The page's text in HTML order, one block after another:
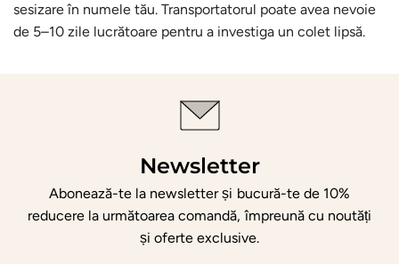
sesizare în numele tău. Transportatorul poate avea nevoie
de 5–10 zile lucrătoare pentru a investiga un colet lipsă.
Newsletter
Abonează-te la newsletter și bucură-te de 10%
reducere la următoarea comandă, împreună cu noutăți
și oferte exclusive.